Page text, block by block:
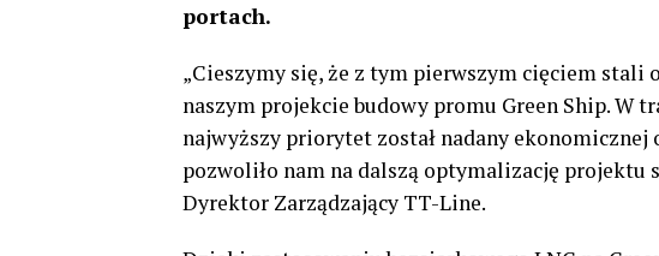
portach.
„Cieszymy się, że z tym pierwszym cięciem
naszym projekcie budowy promu Green Ship. W
najwyższy priorytet został nadany
pozwoliło nam na dalszą optymalizację projektu
Dyrektor Zarządzający TT-Line.